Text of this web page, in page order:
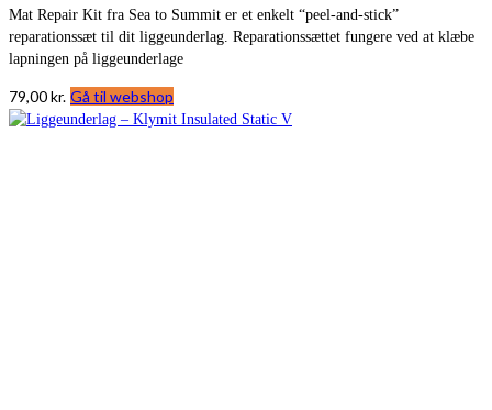
Mat Repair Kit fra Sea to Summit er et enkelt “peel-and-stick”
reparationssæt til dit liggeunderlag. Reparationssættet fungere ved at klæbe
lapningen på liggeunderlage
79,00kr. Gå til webshop